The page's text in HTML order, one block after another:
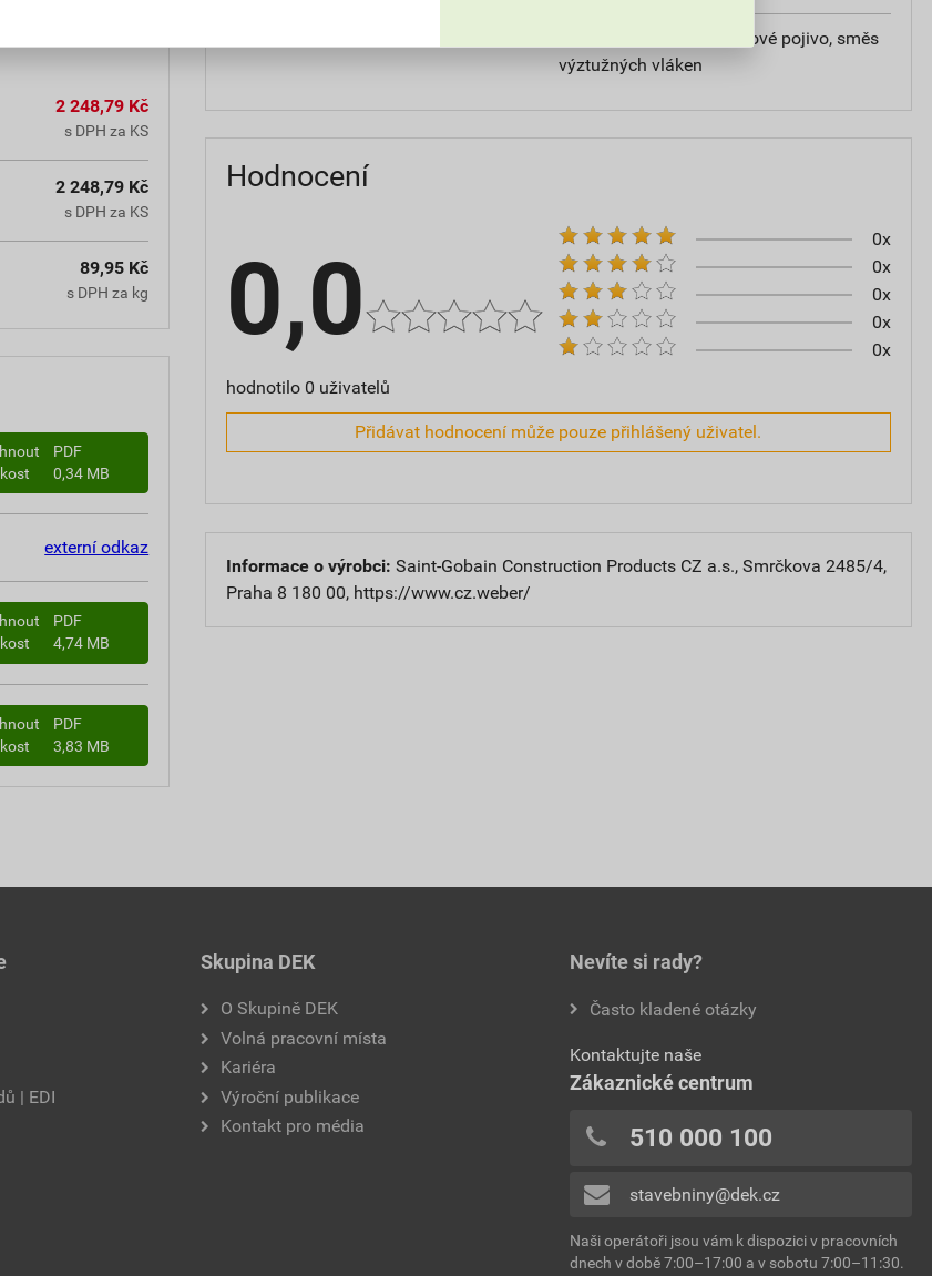
2 248,79 Kč
s DPH za KS
2 248,79 Kč
s DPH za KS
89,95 Kč
s DPH za kg
PDF
0,34 MB
externí odkaz
PDF
4,74 MB
PDF
3,83 MB
vápencové plnivo, silikátové pojivo, směs
výztužných vláken
Hodnocení
0,0
hodnotilo 0 uživatelů
0x
0x
0x
0x
0x
Přidávat hodnocení může pouze přihlášený uživatel.
Informace o výrobci: Saint-Gobain Construction Products CZ a.s., Smrčkova 2485/4,
Praha 8 180 00, https://www.cz.weber/
| EDI
Skupina DEK
O Skupině DEK
Volná pracovní místa
Kariéra
Výroční publikace
Kontakt pro média
Nevíte si rady?
Často kladené otázky
Kontaktujte naše
Zákaznické centrum
510 000 100
stavebniny@dek.cz
Naši operátoři jsou vám k dispozici v pracovních
dnech v době 7:00–17:00 a v sobotu 7:00–11:30.